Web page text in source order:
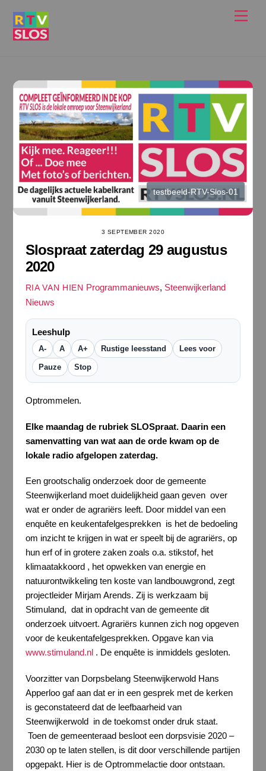
testbeeld-RTV-Slos-01
3 SEPTEMBER 2020
Slospraat zaterdag 29 augustus
2020
RIA VAN HIEN Programmanieuws, Steenwijkerland
Nieuws
Leeshulp
A- A A+ Rustige leesstand Lees voor
Pauze Stop
Optrommelen.
Elke maandag de rubriek SLOSpraat. Daarin een
samenvatting van wat aan de orde kwam op de
lokale radio afgelopen zaterdag.
Een grootschalig onderzoek door de gemeente
Steenwijkerland moet duidelijkheid gaan geven over
wat er onder de agrariërs leeft. Door middel van een
enquête en keukentafelgesprekken is het de bedoeling
om inzicht te krijgen in wat er speelt bij de agrariërs, op
hun erf of in grotere zaken zoals o.a. stikstof, het
klimaatakkoord , het opwekken van energie en
natuurontwikkeling ten koste van landbouwgrond, zegt
projectleider Mirjam Arends. Zij is werkzaam bij
Stimuland, dat in opdracht van de gemeente dit
onderzoek uitvoert. Agrariërs kunnen zich nog opgeven
voor de keukentafelgesprekken. Opgave kan via
www.stimuland.nl . De enquête is inmiddels gesloten.
Voorzitter van Dorpsbelang Steenwijkerwold Hans
Apperloo gaf aan dat er in een gesprek met de kerken
is geconstateerd dat de leefbaarheid van
Steenwijkerwold in de toekomst onder druk staat.
Toen de gemeenteraad besloot een dorpsvisie 2020 –
2030 op te laten stellen, is dit door verschillende partijen
opgepakt. Hier is de Optrommelactie door ontstaan.